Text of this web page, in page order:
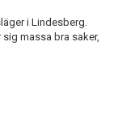
i Lindesberg.
massa bra saker,